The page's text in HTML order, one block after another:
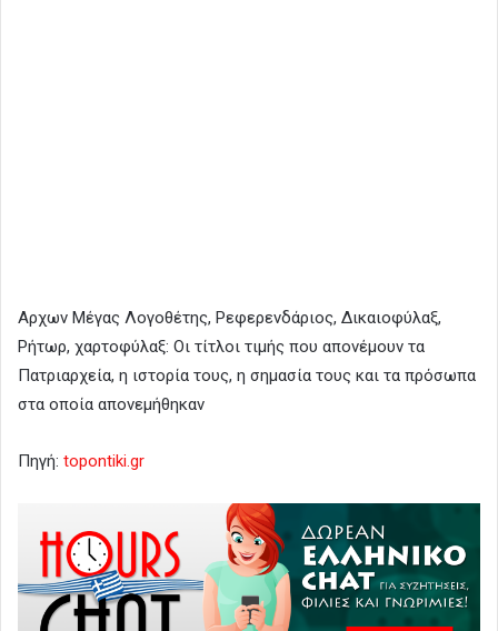
Aρχων Μέγας Λογοθέτης, Ρεφερενδάριος, Δικαιοφύλαξ,
Ρήτωρ, χαρτοφύλαξ: Οι τίτλοι τιμής που απονέμουν τα
Πατριαρχεία, η ιστορία τους, η σημασία τους και τα πρόσωπα
στα οποία απονεμήθηκαν
Πηγή: topontiki.gr